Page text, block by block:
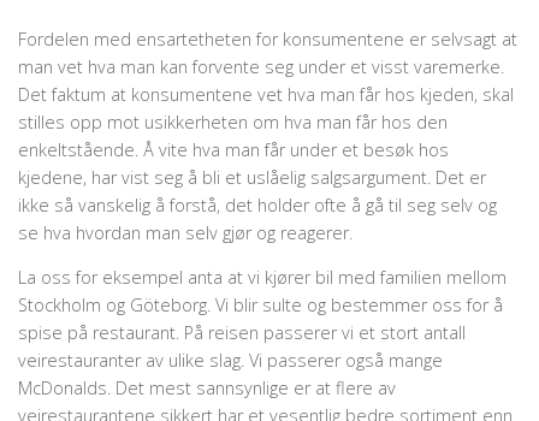
Fordelen med ensartetheten for konsumentene er selvsagt at
man vet hva man kan forvente seg under et visst varemerke.
Det faktum at konsumentene vet hva man får hos kjeden, skal
stilles opp mot usikkerheten om hva man får hos den
enkeltstående. Å vite hva man får under et besøk hos
kjedene, har vist seg å bli et uslåelig salgsargument. Det er
ikke så vanskelig å forstå, det holder ofte å gå til seg selv og
se hva hvordan man selv gjør og reagerer.
La oss for eksempel anta at vi kjører bil med familien mellom
Stockholm og Göteborg. Vi blir sulte og bestemmer oss for å
spise på restaurant. På reisen passerer vi et stort antall
veirestauranter av ulike slag. Vi passerer også mange
McDonalds. Det mest sannsynlige er at flere av
veirestaurantene sikkert har et vesentlig bedre sortiment enn